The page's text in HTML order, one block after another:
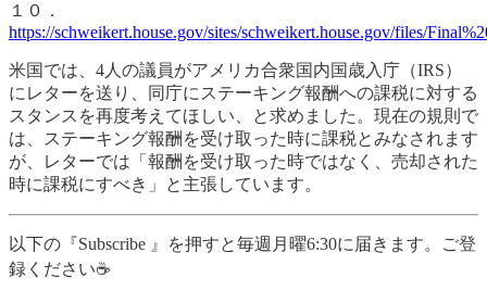
１０．
https://schweikert.house.gov/sites/schweikert.house.gov/files/
米国では、4人の議員がアメリカ合衆国内国歳入庁（IRS）
にレターを送り、同庁にステーキング報酬への課税に対する
スタンスを再度考えてほしい、と求めました。現在の規則で
は、ステーキング報酬を受け取った時に課税とみなされます
が、レターでは「報酬を受け取った時ではなく、売却された
時に課税にすべき」と主張しています。
以下の『Subscribe 』を押すと毎週月曜6:30に届きます。ご登
録ください☕